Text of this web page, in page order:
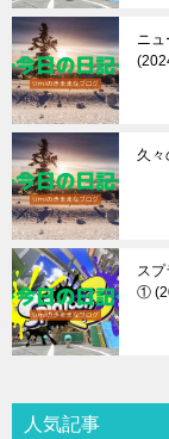
ニュ
久
ス
①
人気記事